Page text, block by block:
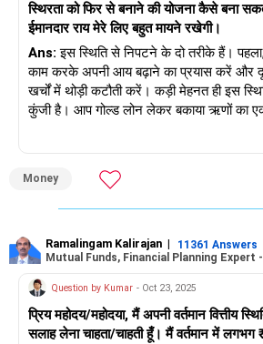
कई ऋणदाता डिफ़ॉल्ट के बजाय कम EMI पसंद
दंड में छूट या कमी का अनुरोध करें।
4. निपटान एजेंसियों से बचें
एजेंसियाँ उच्च अग्रिम शुल्क की माँग करती हैं,
आप बेहतर शर्तों के लिए सीधे ऋणदाताओं से
5. मासिक आय बढ़ाएँ
करें।
खर्च कम करने के लिए कमरा किराए पर लेने या
स्थिरता को फिर से बनाने की योजना कैसे बना सकता हूँ? इस
ईमानदार राय मेरे लिए बहुत मायने रखेगी।
Ans: इस स्थिति से निपटने के दो तरीके हैं।
काम करके अपनी आय बढ़ाने का प्रयास करें और
खर्चों में थोड़ी कटौती करें। कड़ी मेहनत ही इस
कुंजी है। आप गोल्ड लोन लेकर बकाया ऋणों का
विचार कर सकते हैं और भविष्य में ईएमआई की
वित्तीय स्थिति के अनुसार अनुकूल शर्तों के लिए
कर सकते हैं। धीरे-धीरे, लेकिन निश्चित रूप से आप
वापस पा सकते हैं। यह केवल एक सुझाव है, लेकिन
Money
Ramalingam Kalirajan | 11361 Answers
Mutual Funds, Financial Planning Expert -
Question by Kumar - Oct 23, 2025
प्रिय महोदय/महोदया, मैं अपनी वर्तमान वित्तीय
सलाह लेना चाहता/चाहती हूँ। मैं वर्तमान में